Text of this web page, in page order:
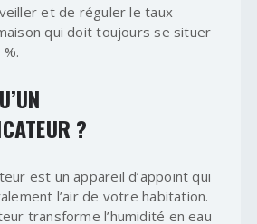
et de réguler le taux
qui doit toujours se situer
?
est un appareil d’appoint qui
l’air de votre habitation.
transforme l’humidité en eau